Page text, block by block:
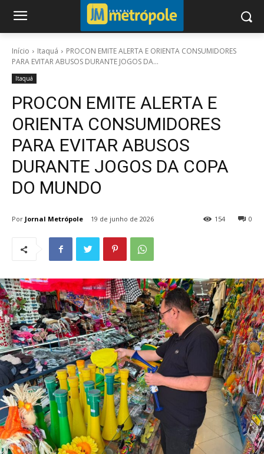
Início Itaquá
PROCON EMITE ALERTA E ORIENTA CONSUMIDORES
PARA EVITAR ABUSOS DURANTE JOGOS DA...
Itaquá
PROCON EMITE ALERTA E
ORIENTA CONSUMIDORES
PARA EVITAR ABUSOS
DURANTE JOGOS DA COPA
DO MUNDO
Por Jornal Metrópole 19 de junho de 2026 0
154